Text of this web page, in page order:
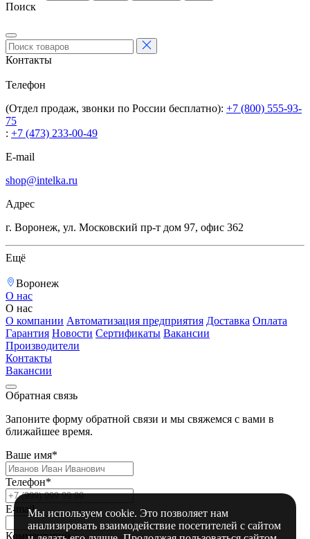
Поиск
Контакты
Телефон
(Отдел продаж, звонки по России бесплатно): +7 (800) 555-93-
75
: +7 (473) 233-00-49
E-mail
shop@intelka.ru
Адрес
г. Воронеж, ул. Московский пр-т дом 97, офис 362
Ещё
Воронеж
О нас
О нас
О компании Автоматизация предприятия Доставка Оплата
Гарантия Новости Сертификаты Вакансии
Производители
Контакты
Вакансии
Обратная связь
Запоните форму обратной связи и мы свяжемся с вами в
ближайшее время.
Ваше имя*
Телефон*
E-mail
Комментарий
Мы используем cookie. Это позволяет нам
анализировать взаимодействие посетителей с сайтом